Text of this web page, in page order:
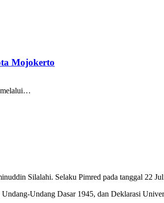
Mojokerto
melalui…
Silalahi. Selaku Pimred pada tanggal 22
Undang Dasar 1945, dan Deklarasi